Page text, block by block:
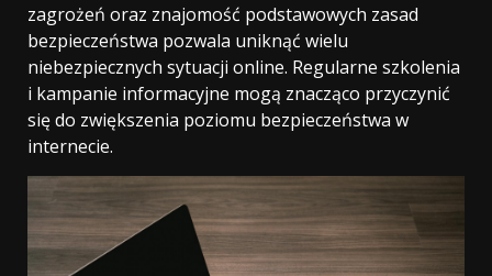
zagrożeń oraz znajomość podstawowych zasad
bezpieczeństwa pozwala uniknąć wielu
niebezpiecznych sytuacji online. Regularne szkolenia
i kampanie informacyjne mogą znacząco przyczynić
się do zwiększenia poziomu bezpieczeństwa w
internecie.